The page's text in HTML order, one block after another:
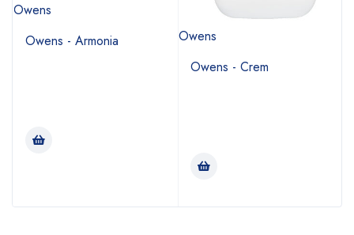
Owens
Owens - Armonia
Owens
Owens - Crem